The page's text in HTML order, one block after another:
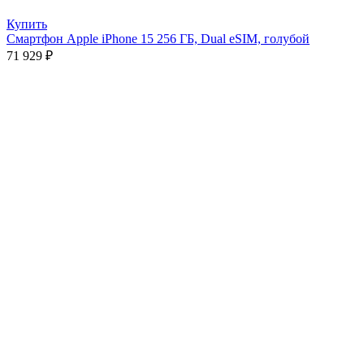
Купить
Смартфон Apple iPhone 15 256 ГБ, Dual eSIM, голубой
71 929 ₽